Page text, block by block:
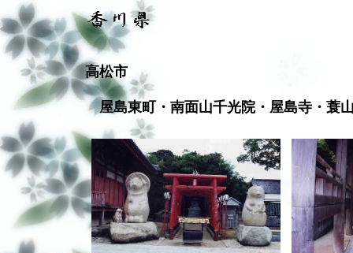
高松市
屋島東町・南面山千光院・屋島寺・蓑